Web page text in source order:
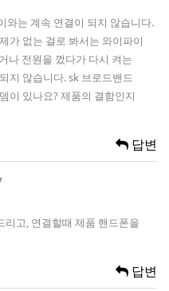
와는 계속 연결이 되지 않습니다.
가 없는 걸로 봐서는 와이파이
나 전원을 껐다가 다시 켜는
지 않습니다. sk 브로드밴드
이 있나요? 제품의 결함인지
답변
리고, 연결할때 제품 핸드폰을
답변